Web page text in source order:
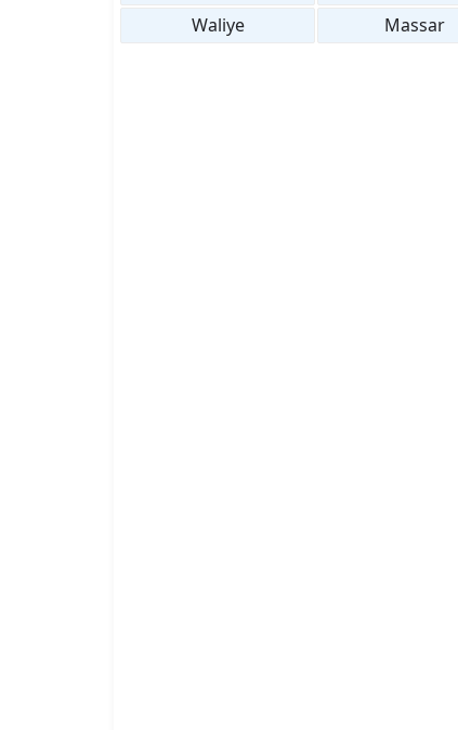
Massar
Waliye